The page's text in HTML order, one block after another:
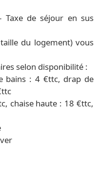
Taxe de séjour en sus
du logement) vous
selon disponibilité :
bains : 4 €ttc, drap de
chaise haute : 18 €ttc,